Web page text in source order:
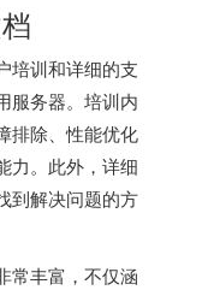
培训和详细的支
服务器。培训内
排除、性能优化
力。此外，详细
到解决问题的方
常丰富，不仅涵